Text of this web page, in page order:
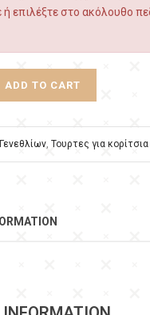
επιλέξτε στο ακόλουθο
ADD TO CART
, Τουρτες για κορίτσια